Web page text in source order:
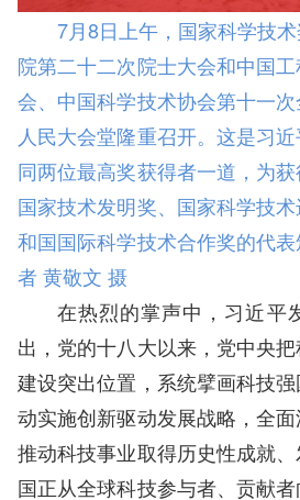
7月8日上午，国家科学技
院第二十二次院士大会和中国
会、中国科学技术协会第十一
人民大会堂隆重召开。这是习
同两位最高奖获得者一道，为获
国家技术发明奖、国家科学技
和国国际科学技术合作奖的代
者 黄敬文 摄
在热烈的掌声中，习近平
出，党的十八大以来，党中央
建设突出位置，系统擘画科技
动实施创新驱动发展战略，全面
推动科技事业取得历史性成就
国正从全球科技参与者、贡献